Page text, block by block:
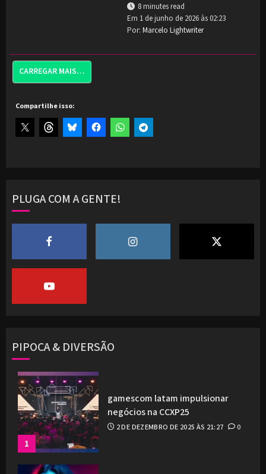
8 minutes read
Em 1 de junho de 2026 às 02:23
Por:Marcelo Lightwriter
CARREGAR MAIS…
Compartilhe isso:
PLUGA COM A GENTE!
PIPOCA & DIVERSÃO
1
gamescom latam impulsionar
negócios na CCXP25
2 DE DEZEMBRO DE 2025 ÀS 21:27 0